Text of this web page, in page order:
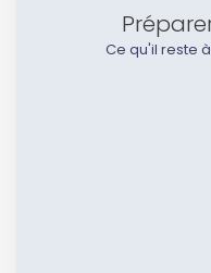
Ce qu'il reste
confidentialité.